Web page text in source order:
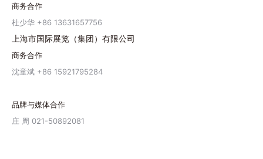
商务合作
杜少华 +86 13631657756
上海市国际展览（集团）有限公司
商务合作
沈童斌 +86 15921795284
品牌与媒体合作
庄 周 021-50892081